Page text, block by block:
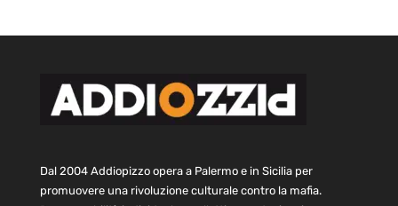
Dal 2004 Addiopizzo opera a Palermo e in Sicilia per
promuovere una rivoluzione culturale contro la mafia.